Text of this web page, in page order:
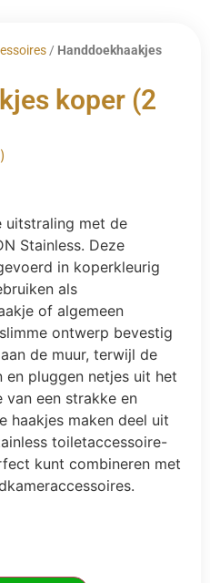
/ Handdoekhaakjes
koper (2
uitstraling met de
Stainless. Deze
in koperkleurig
als
of algemeen
ontwerp bevestig
de muur, terwijl de
en pluggen netjes uit het
een strakke en
haakjes maken deel uit
toiletaccessoire-
kunt combineren met